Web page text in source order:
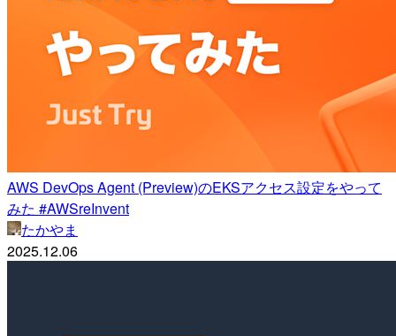
AWS DevOps Agent (Preview)のEKSアクセス設定をやって
みた #AWSreInvent
たかやま
2025.12.06